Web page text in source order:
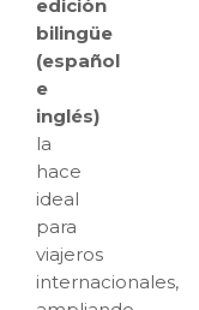
edición
bilingüe
(español
e
inglés)
la
hace
ideal
para
viajeros
internacionales,